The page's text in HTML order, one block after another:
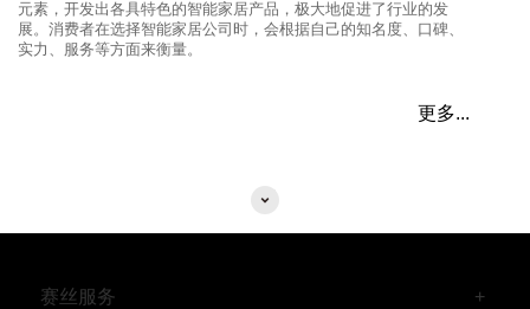
元素，开发出各具特色的智能家居产品，极大地促进了行业的发
展。消费者在选择智能家居公司时，会根据自己的知名度、口碑、
实力、服务等方面来衡量。
更多...
赛丝服务
+